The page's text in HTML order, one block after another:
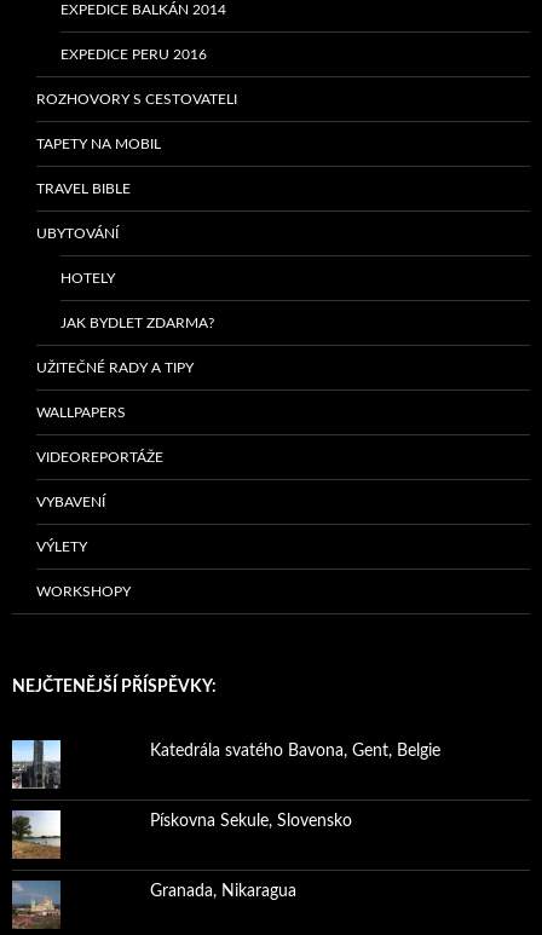
EXPEDICE BALKÁN 2014
EXPEDICE PERU 2016
ROZHOVORY S CESTOVATELI
TAPETY NA MOBIL
TRAVEL BIBLE
UBYTOVÁNÍ
HOTELY
JAK BYDLET ZDARMA?
UŽITEČNÉ RADY A TIPY
WALLPAPERS
VIDEOREPORTÁŽE
VYBAVENÍ
VÝLETY
WORKSHOPY
NEJČTENĚJŠÍ PŘÍSPĚVKY:
Katedrála svatého Bavona, Gent, Belgie
Pískovna Sekule, Slovensko
Granada, Nikaragua